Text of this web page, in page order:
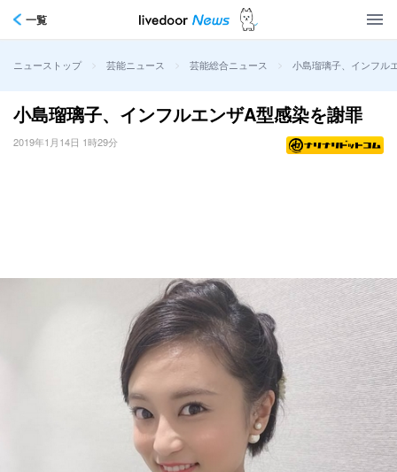
一覧
ニューストップ > 芸能ニュース > 芸能総合ニュース > 小島瑠璃子、インフル
小島瑠璃子、インフルエンザA型感染を謝罪
2019年1月14日 1時29分